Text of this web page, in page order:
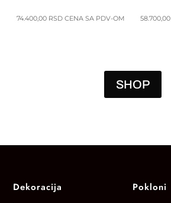
74.400,00 RSD CENA SA PDV-OM 58.700,00
SHOP
Dekoracija Pokloni